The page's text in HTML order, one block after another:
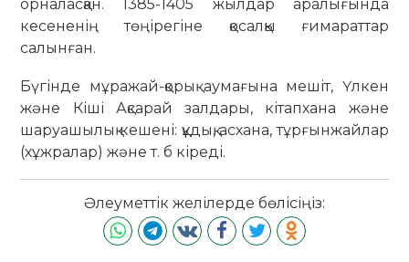
орналасқан. 1385-1405 жылдар аралығында
кесененің төңірегіне қосалқы ғимараттар
салынған.
Бүгінде мұражай-қорық аумағына мешіт, Үлкен
және Кіші Ақсарай залдары, кітапхана және
шаруашылық кешені: құдық, асхана, тұрғынжайлар
(хұжралар) және т. б кіреді.
Әлеуметтік желілерде бөлісіңіз: